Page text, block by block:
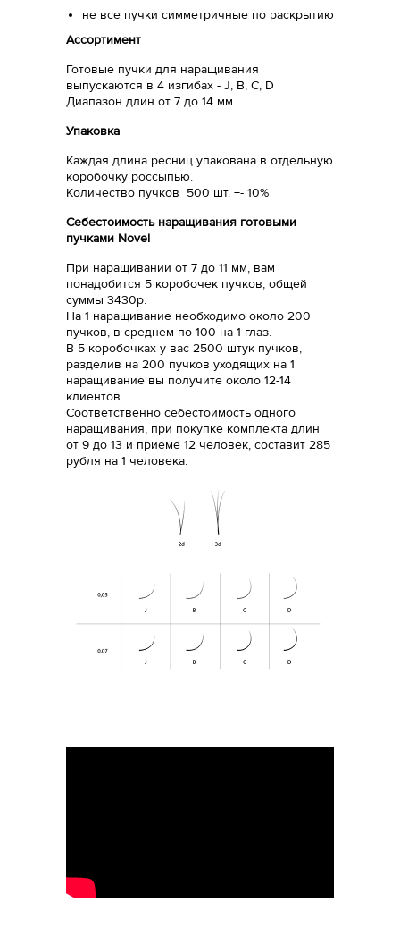
не все пучки симметричные по раскрытию
Ассортимент
Готовые пучки для наращивания
выпускаются в 4 изгибах - J, B, C, D
Диапазон длин от 7 до 14 мм
Упаковка
Каждая длина ресниц упакована в отдельную
коробочку россыпью.
Количество пучков 500 шт. +- 10%
Себестоимость наращивания готовыми
пучками Novel
При наращивании от 7 до 11 мм, вам
понадобится 5 коробочек пучков, общей
суммы 3430р.
На 1 наращивание необходимо около 200
пучков, в среднем по 100 на 1 глаз.
В 5 коробочках у вас 2500 штук пучков,
разделив на 200 пучков уходящих на 1
наращивание вы получите около 12-14
клиентов.
Соответственно себестоимость одного
наращивания, при покупке комплекта длин
от 9 до 13 и приеме 12 человек, составит 285
рубля на 1 человека.